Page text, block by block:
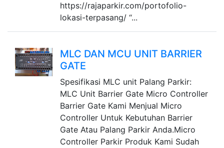
https://rajaparkir.com/portofolio-
lokasi-terpasang/ “...
MLC DAN MCU UNIT BARRIER
GATE
Spesifikasi MLC unit Palang Parkir:
MLC Unit Barrier Gate Micro Controller
Barrier Gate Kami Menjual Micro
Controller Untuk Kebutuhan Barrier
Gate Atau Palang Parkir Anda.Micro
Controller Parkir Produk Kami Sudah